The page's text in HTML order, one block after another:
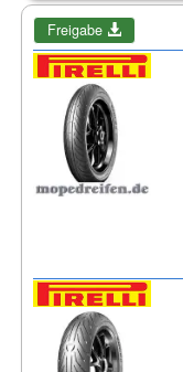
Freigabe